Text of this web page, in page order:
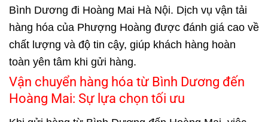
Bình Dương đi Hoàng Mai Hà Nội. Dịch vụ vận tải
hàng hóa của Phượng Hoàng được đánh giá cao về
chất lượng và độ tin cậy, giúp khách hàng hoàn
toàn yên tâm khi gửi hàng.
Vận chuyển hàng hóa từ Bình Dương đến
Hoàng Mai: Sự lựa chọn tối ưu